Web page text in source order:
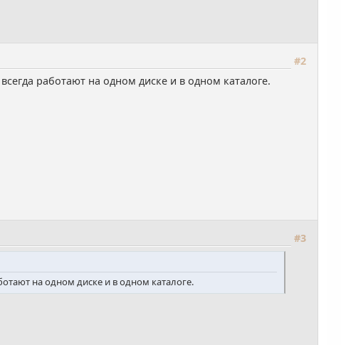
#2
работают на одном диске и в одном каталоге.
#3
на одном диске и в одном каталоге.